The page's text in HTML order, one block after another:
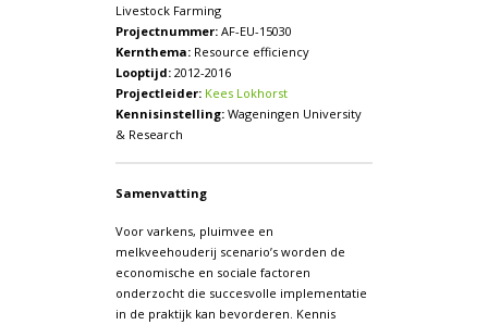
Livestock Farming
Projectnummer:AF-EU-15030
Kernthema:Resource efficiency
Looptijd:2012-2016
Projectleider: Kees Lokhorst
Kennisinstelling:Wageningen University
& Research
Samenvatting
Voor varkens, pluimvee en
melkveehouderij scenario’s worden de
economische en sociale factoren
onderzocht die succesvolle implementatie
in de praktijk kan bevorderen. Kennis